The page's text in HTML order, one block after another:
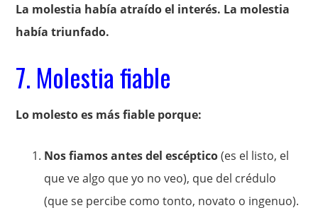
La molestia había atraído el interés. La molestia
había triunfado.
7. Molestia fiable
Lo molesto es más fiable porque:
Nos fiamos antes del escéptico(es el listo, el
que ve algo que yo no veo), que del crédulo
(que se percibe como tonto, novato o ingenuo).